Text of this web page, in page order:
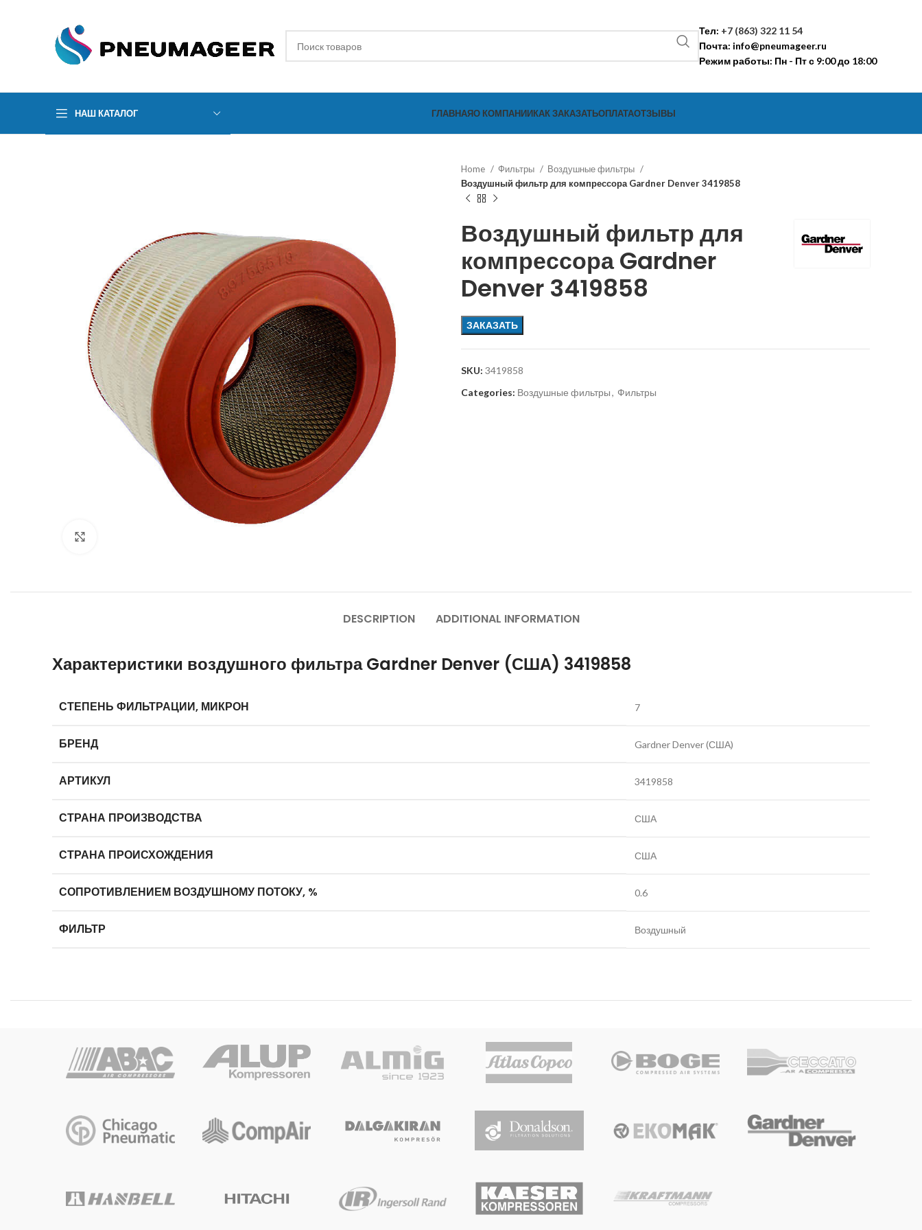
Тел: +7 (863) 322 11 54
Почта: info@pneumageer.ru
Режим работы: Пн - Пт с 9:00 до 18:00
НАШ КАТАЛОГ ГЛАВНАЯО КОМПАНИИКАК ЗАКАЗАТЬОПЛАТАОТЗЫВЫ
Home Фильтры
Воздушные фильтры
Воздушный фильтр для компрессора Gardner Denver 3419858
Воздушный фильтр для
компрессора Gardner
Denver 3419858
ЗАКАЗАТЬ
SKU: 3419858
Categories: Воздушные фильтры, Фильтры
DESCRIPTION ADDITIONAL INFORMATION
Характеристики воздушного фильтра Gardner Denver (США) 3419858
СТЕПЕНЬ ФИЛЬТРАЦИИ, МИКРОН 7
БРЕНД Gardner Denver (США)
АРТИКУЛ 3419858
СТРАНА ПРОИЗВОДСТВА США
СТРАНА ПРОИСХОЖДЕНИЯ США
СОПРОТИВЛЕНИЕМ ВОЗДУШНОМУ ПОТОКУ, % 0.6
ФИЛЬТР Воздушный